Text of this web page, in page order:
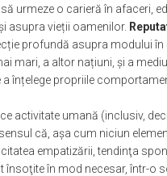
urmeze o carieră în afaceri,
asupra vieții oamenilor.
profundă asupra modului în
mari, a altor națiuni, și a
înțelege propriile
activitate umană (inclusiv,
că, aşa cum niciun
empatizării, tendinţa
însoţite în mod necesar, într-o